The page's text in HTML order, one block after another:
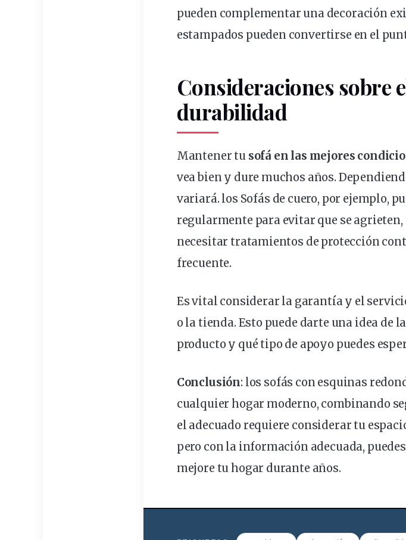
pueden complementar una decoración
estampados pueden convertirse en el
Consideraciones sobre
durabilidad
Mantener tu sofá en las mejores
vea bien y dure muchos años.
variará. los Sofás de cuero, por ejemplo,
regularmente para evitar que se
necesitar tratamientos de protección
frecuente.
Es vital considerar la garantía y el
o la tienda. Esto puede darte una idea de
producto y qué tipo de apoyo puedes
Conclusión: los sofás con esquinas
cualquier hogar moderno, combinando
el adecuado requiere considerar tu
pero con la información adecuada,
mejore tu hogar durante años.